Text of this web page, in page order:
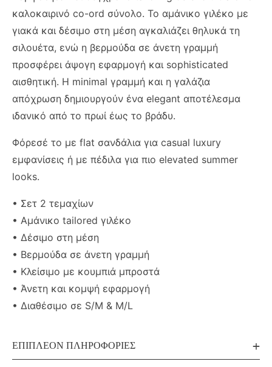
καλοκαιρινό co-ord σύνολο. Το αμάνικο γιλέκο με
γιακά και δέσιμο στη μέση αγκαλιάζει θηλυκά τη
σιλουέτα, ενώ η βερμούδα σε άνετη γραμμή
προσφέρει άψογη εφαρμογή και sophisticated
αισθητική. Η minimal γραμμή και η γαλάζια
απόχρωση δημιουργούν ένα elegant αποτέλεσμα
ιδανικό από το πρωί έως το βράδυ.
Φόρεσέ το με flat σανδάλια για casual luxury
εμφανίσεις ή με πέδιλα για πιο elevated summer
looks.
• Σετ 2 τεμαχίων
• Αμάνικο tailored γιλέκο
• Δέσιμο στη μέση
• Βερμούδα σε άνετη γραμμή
• Κλείσιμο με κουμπιά μπροστά
• Άνετη και κομψή εφαρμογή
• Διαθέσιμο σε S/M & M/L
ΕΠΙΠΛΈΟΝ ΠΛΗΡΟΦΟΡΊΕΣ